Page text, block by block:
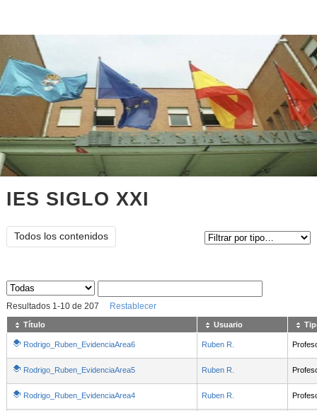
IES SIGLO XXI
Todos los contenidos
Sus archivos
Resultados 1 -10de 207 Restablecer
Título Usuario
Rodrigo_Ruben_EvidenciaArea6 Ruben R.
Rodrigo_Ruben_EvidenciaArea5 Ruben R.
Rodrigo_Ruben_EvidenciaArea4 Ruben R.